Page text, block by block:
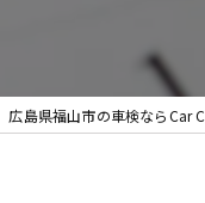
広島県福山市の車検ならCar